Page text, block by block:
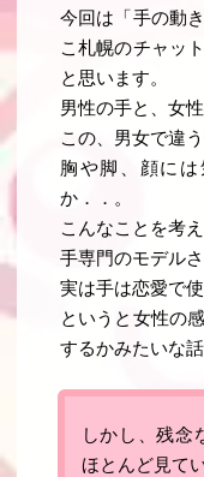
今回は「手の動
こ札幌のチャッ
と思います。
男性の手と、女
この、男女で違
胸や脚、顔に
か．．。
こんなことを考
手専門のモデル
実は手は恋愛で
というと女性の
するかみたいな話
しかし、残念
ほとんど見て